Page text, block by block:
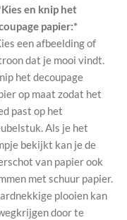
en knip het
papier:*
een afbeelding of
dat je mooi vindt.
het decoupage
op maat zodat het
past op het
Als je het
bekijkt kan je de
van papier ook
met schuur papier.
plooien kan
door te